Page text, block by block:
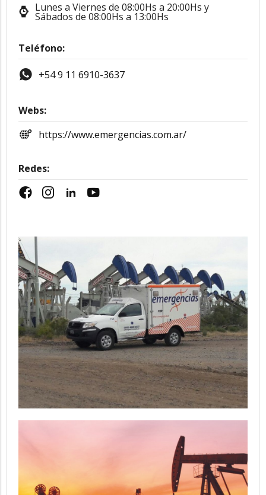
Lunes a Viernes de 08:00Hs a 20:00Hs y
Sábados de 08:00Hs a 13:00Hs
Teléfono:
+54 9 11 6910-3637
Webs:
https://www.emergencias.com.ar/
Redes: